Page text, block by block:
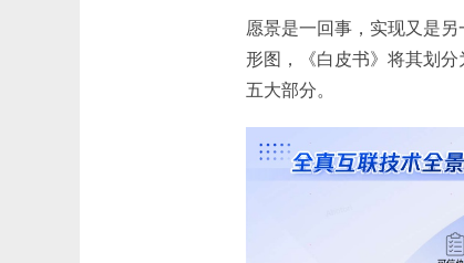
愿景是一回事，实现又是
形图，《白皮书》将其划分
五大部分。